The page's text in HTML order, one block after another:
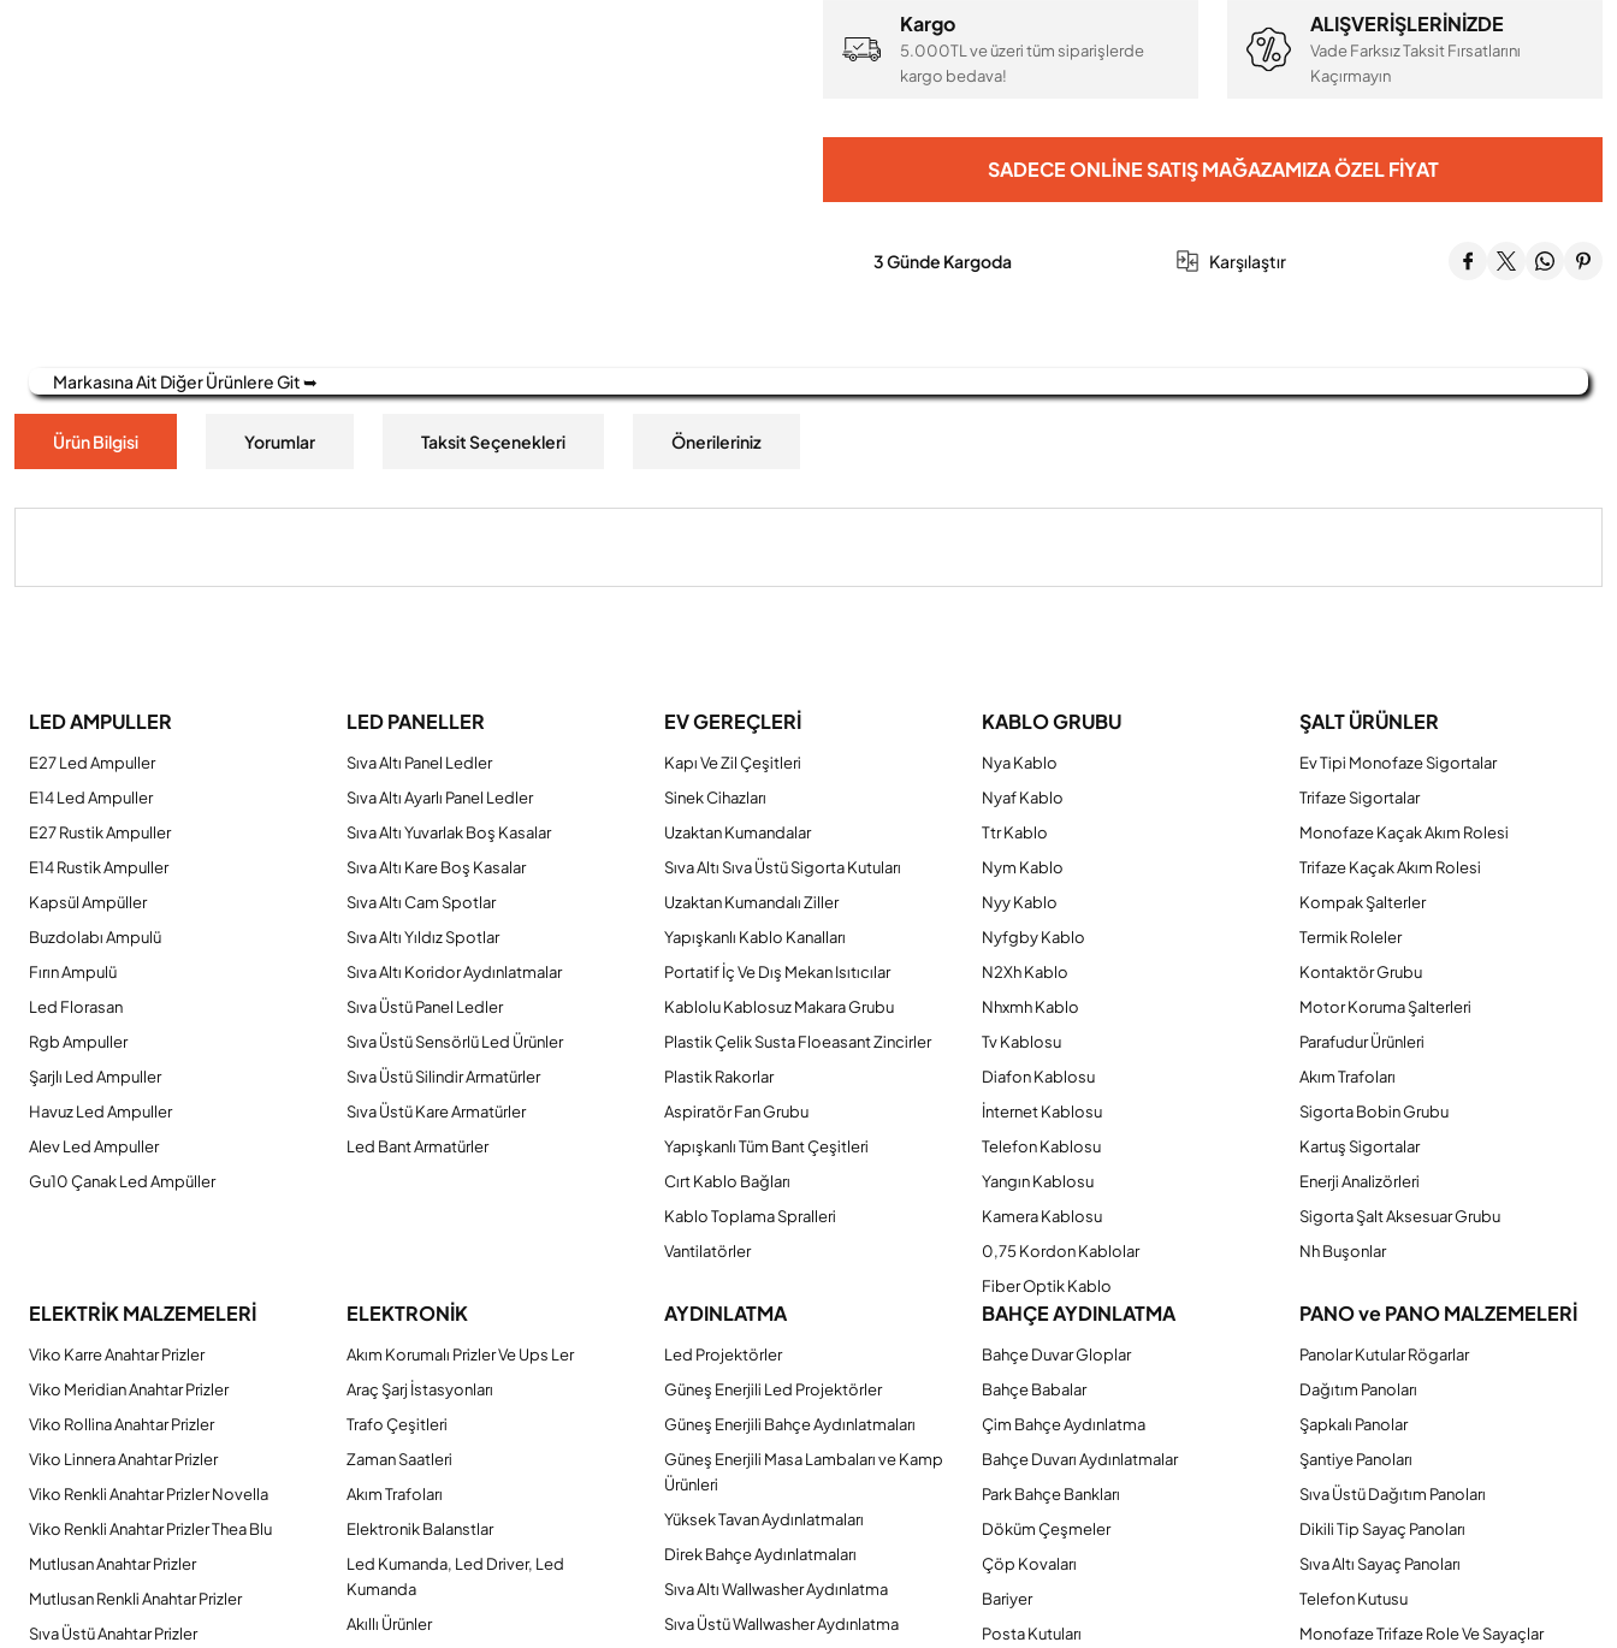
Kargo
5.000TL ve üzeri tüm siparişlerde
kargo bedava!
ALIŞVERİŞLERİNİZDE
Vade Farksız Taksit Fırsatlarını
Kaçırmayın
SADECE ONLINE SATIŞ MAĞAZAMIZA ÖZEL FIYAT
3 Günde Kargoda Karşılaştır
Markasına Ait Diğer Ürünlere Git ➥
Ürün Bilgisi Yorumlar Taksit Seçenekleri Önerileriniz
Bu ürüne ilk yorumu siz yapın!
Ürün resmi kalitesiz, bozuk veya görüntülenemiyor.
Ürün açıklamasında eksik bilgiler bulunuyor.
Ürün bilgilerinde hatalar bulunuyor.
Ürün fiyatı diğer sitelerden daha pahalı.
Bu ürüne benzer farklı alternatifler olmalı.
Gönder
LED AMPULLER
E27 Led Ampuller
E14 Led Ampuller
E27 Rustik Ampuller
E14 Rustik Ampuller
Kapsül Ampüller
Buzdolabı Ampulü
Fırın Ampulü
Led Florasan
Rgb Ampuller
Şarjlı Led Ampuller
Havuz Led Ampuller
Alev Led Ampuller
Gu10 Çanak Led Ampüller
LED PANELLER
Sıva Altı Panel Ledler
Sıva Altı Ayarlı Panel Ledler
Sıva Altı Yuvarlak Boş Kasalar
Sıva Altı Kare Boş Kasalar
Sıva Altı Cam Spotlar
Sıva Altı Yıldız Spotlar
Sıva Altı Koridor Aydınlatmalar
Sıva Üstü Panel Ledler
Sıva Üstü Sensörlü Led Ürünler
Sıva Üstü Silindir Armatürler
Sıva Üstü Kare Armatürler
Led Bant Armatürler
EV GEREÇLERİ
Kapı Ve Zil Çeşitleri
Sinek Cihazları
Uzaktan Kumandalar
Sıva Altı Sıva Üstü Sigorta Kutuları
Uzaktan Kumandalı Ziller
Yapışkanlı Kablo Kanalları
Portatif İç Ve Dış Mekan Isıtıcılar
Kablolu Kablosuz Makara Grubu
Plastik Çelik Susta Floeasant Zincirler
Plastik Rakorlar
Aspiratör Fan Grubu
Yapışkanlı Tüm Bant Çeşitleri
Cırt Kablo Bağları
Kablo Toplama Spralleri
Vantilatörler
KABLO GRUBU
Nya Kablo
Nyaf Kablo
Ttr Kablo
Nym Kablo
Nyy Kablo
Nyfgby Kablo
N2Xh Kablo
Nhxmh Kablo
Tv Kablosu
Diafon Kablosu
İnternet Kablosu
Telefon Kablosu
Yangın Kablosu
Kamera Kablosu
0,75 Kordon Kablolar
Fiber Optik Kablo
ŞALT ÜRÜNLER
Ev Tipi Monofaze Sigortalar
Trifaze Sigortalar
Monofaze Kaçak Akım Rolesi
Trifaze Kaçak Akım Rolesi
Kompak Şalterler
Termik Roleler
Kontaktör Grubu
Motor Koruma Şalterleri
Parafudur Ürünleri
Akım Trafoları
Sigorta Bobin Grubu
Kartuş Sigortalar
Enerji Analizörleri
Sigorta Şalt Aksesuar Grubu
Nh Buşonlar
ELEKTRİK MALZEMELERİ
Viko Karre Anahtar Prizler
Viko Meridian Anahtar Prizler
Viko Rollina Anahtar Prizler
Viko Linnera Anahtar Prizler
Viko Renkli Anahtar Prizler Novella
Viko Renkli Anahtar Prizler Thea Blu
Mutlusan Anahtar Prizler
Mutlusan Renkli Anahtar Prizler
Sıva Üstü Anahtar Prizler
ELEKTRONİK
Akım Korumalı Prizler Ve Ups Ler
Araç Şarj İstasyonları
Trafo Çeşitleri
Zaman Saatleri
Akım Trafoları
Elektronik Balanstlar
Led Kumanda, Led Driver, Led
Kumanda
Akıllı Ürünler
AYDINLATMA
Led Projektörler
Güneş Enerjili Led Projektörler
Güneş Enerjili Bahçe Aydınlatmaları
Güneş Enerjili Masa Lambaları ve Kamp
Ürünleri
Yüksek Tavan Aydınlatmaları
Direk Bahçe Aydınlatmaları
Sıva Altı Wallwasher Aydınlatma
Sıva Üstü Wallwasher Aydınlatma
BAHÇE AYDINLATMA
Bahçe Duvar Gloplar
Bahçe Babalar
Çim Bahçe Aydınlatma
Bahçe Duvarı Aydınlatmalar
Park Bahçe Bankları
Döküm Çeşmeler
Çöp Kovaları
Bariyer
Posta Kutuları
PANO ve PANO MALZEMELERİ
Panolar Kutular Rögarlar
Dağıtım Panoları
Şapkalı Panolar
Şantiye Panoları
Sıva Üstü Dağıtım Panoları
Dikili Tip Sayaç Panoları
Sıva Altı Sayaç Panoları
Telefon Kutusu
Monofaze Trifaze Role Ve Sayaçlar